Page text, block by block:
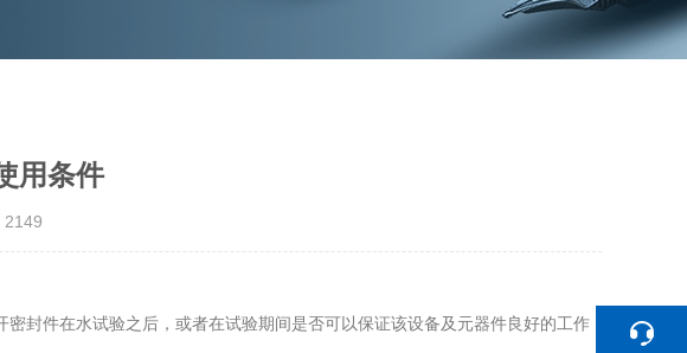
用条件
件在水试验之后，或者在试验期间是否可以保证该设备及元器件良好的工作